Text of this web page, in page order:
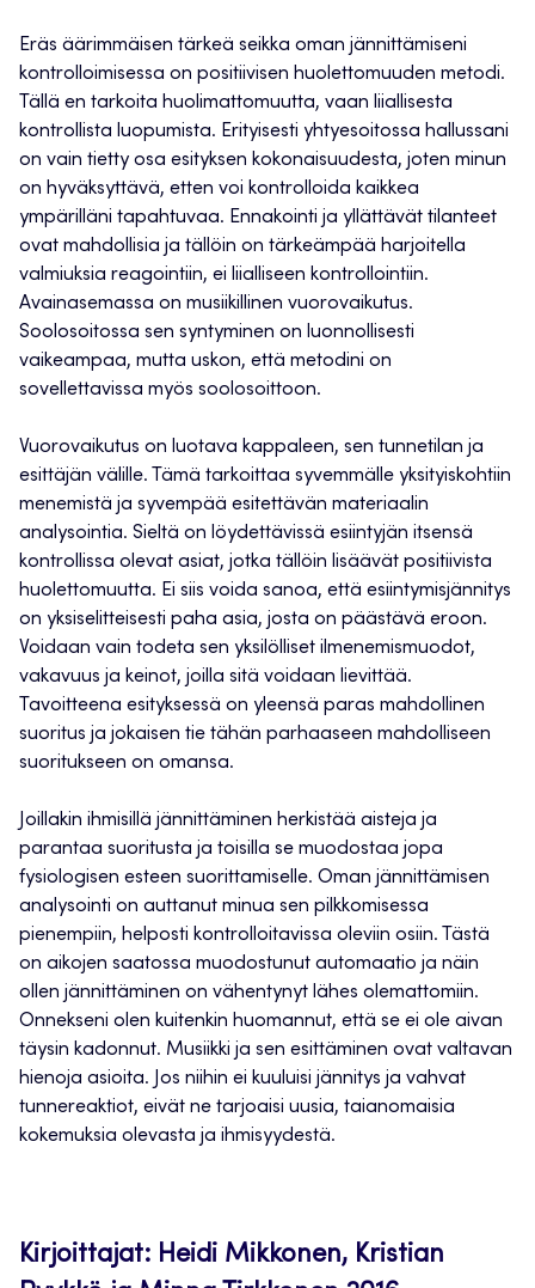
Eräs äärimmäisen tärkeä seikka oman jännittämiseni
kontrolloimisessa on positiivisen huolettomuuden metodi.
Tällä en tarkoita huolimattomuutta, vaan liiallisesta
kontrollista luopumista. Erityisesti yhtyesoitossa hallussani
on vain tietty osa esityksen kokonaisuudesta, joten minun
on hyväksyttävä, etten voi kontrolloida kaikkea
ympärilläni tapahtuvaa. Ennakointi ja yllättävät tilanteet
ovat mahdollisia ja tällöin on tärkeämpää harjoitella
valmiuksia reagointiin, ei liialliseen kontrollointiin.
Avainasemassa on musiikillinen vuorovaikutus.
Soolosoitossa sen syntyminen on luonnollisesti
vaikeampaa, mutta uskon, että metodini on
sovellettavissa myös soolosoittoon.
Vuorovaikutus on luotava kappaleen, sen tunnetilan ja
esittäjän välille. Tämä tarkoittaa syvemmälle yksityiskohtiin
menemistä ja syvempää esitettävän materiaalin
analysointia. Sieltä on löydettävissä esiintyjän itsensä
kontrollissa olevat asiat, jotka tällöin lisäävät positiivista
huolettomuutta. Ei siis voida sanoa, että esiintymisjännitys
on yksiselitteisesti paha asia, josta on päästävä eroon.
Voidaan vain todeta sen yksilölliset ilmenemismuodot,
vakavuus ja keinot, joilla sitä voidaan lievittää.
Tavoitteena esityksessä on yleensä paras mahdollinen
suoritus ja jokaisen tie tähän parhaaseen mahdolliseen
suoritukseen on omansa.
Joillakin ihmisillä jännittäminen herkistää aisteja ja
parantaa suoritusta ja toisilla se muodostaa jopa
fysiologisen esteen suorittamiselle. Oman jännittämisen
analysointi on auttanut minua sen pilkkomisessa
pienempiin, helposti kontrolloitavissa oleviin osiin. Tästä
on aikojen saatossa muodostunut automaatio ja näin
ollen jännittäminen on vähentynyt lähes olemattomiin.
Onnekseni olen kuitenkin huomannut, että se ei ole aivan
täysin kadonnut. Musiikki ja sen esittäminen ovat valtavan
hienoja asioita. Jos niihin ei kuuluisi jännitys ja vahvat
tunnereaktiot, eivät ne tarjoaisi uusia, taianomaisia
kokemuksia olevasta ja ihmisyydestä.
Kirjoittajat: Heidi Mikkonen, Kristian